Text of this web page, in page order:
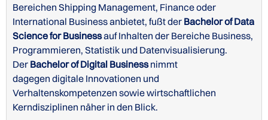
Website der BI Norwegian Business School zu
Unterkünften für internationale Studenten
Bereichen Shipping Management, Finance oder
International Business anbietet, fußt der Bachelor of Data
Science for Businessauf Inhalten der Bereiche Business,
Programmieren, Statistik und Datenvisualisierung.
Der Bachelor of Digital Business nimmt
dagegen digitale Innovationen und
Verhaltenskompetenzen sowie wirtschaftlichen
Kerndisziplinen näher in den Blick.